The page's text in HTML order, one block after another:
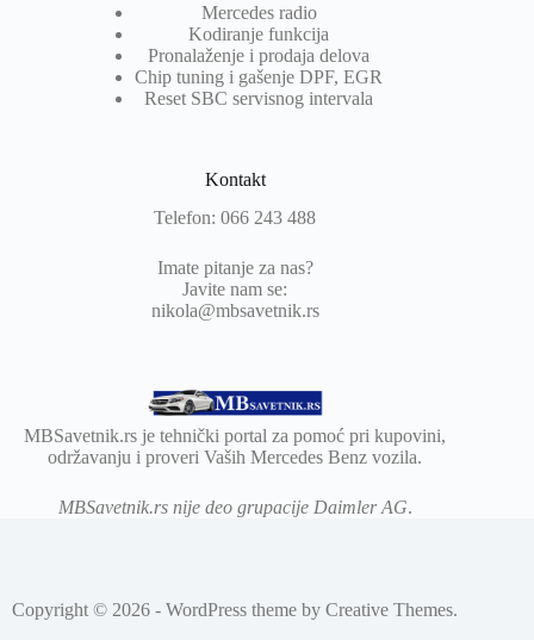
Mercedes radio
Kodiranje funkcija
Pronalaženje i prodaja delova
Chip tuning i gašenje DPF, EGR
Reset SBC servisnog intervala
Kontakt
Telefon: 066 243 488
Imate pitanje za nas?
Javite nam se:
nikola@mbsavetnik.rs
MBSavetnik.rs je tehnički portal za pomoć pri kupovini,
održavanju i proveri Vaših Mercedes Benz vozila.
MBSavetnik.rs nije deo grupacije Daimler AG.
Copyright © 2026 - WordPress theme byCreative Themes.